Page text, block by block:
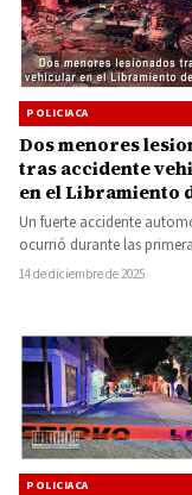
POLICIACA
Dos menores
tras accidente
en el Libramiento
Tacámbaro
Un fuerte accidente
ocurrió durante las
este domingo sobre el
14 de diciembre de 2025
POLICIACA